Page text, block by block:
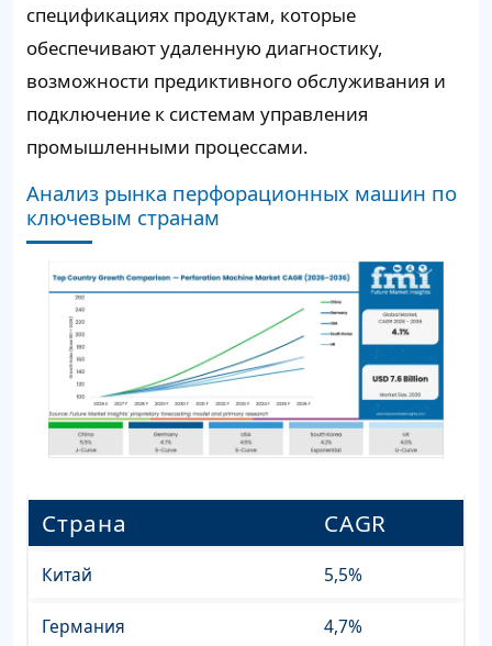
спецификациях продуктам, которые
обеспечивают удаленную диагностику,
возможности предиктивного обслуживания и
подключение к системам управления
промышленными процессами.
Анализ рынка перфорационных машин по
ключевым странам
Страна CAGR
Китай 5,5%
Германия 4,7%